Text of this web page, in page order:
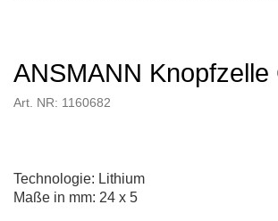
ANSMANN Knopfzelle
Art. NR: 1160682
Technologie: Lithium
Maße in mm: 24 x 5